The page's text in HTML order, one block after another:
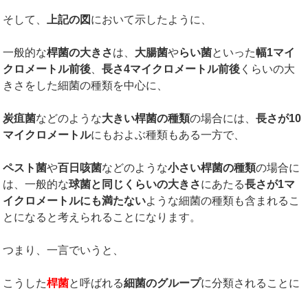
そして、 上記の図 において示したように、
一般的な桿菌の大きさは、 大腸菌やらい菌といった幅1マイ
クロメートル前後 、長さ4マイクロメートル前後 くらいの大
きさをした細菌の種類を中心に、
炭疽菌などのような大きい桿菌の種類の場合には、長さが10
マイクロメートルにもおよぶ種類もある一方で、
ペスト菌や百日咳菌などのような小さい桿菌の種類の場合に
は、一般的な球菌と同じくらいの大きさにあたる長さが1マ
イクロメートルにも満たないような細菌の種類も含まれるこ
とになると考えられることになります。
つまり、一言でいうと、
こうした桿菌と呼ばれる細菌のグループに分類されることに